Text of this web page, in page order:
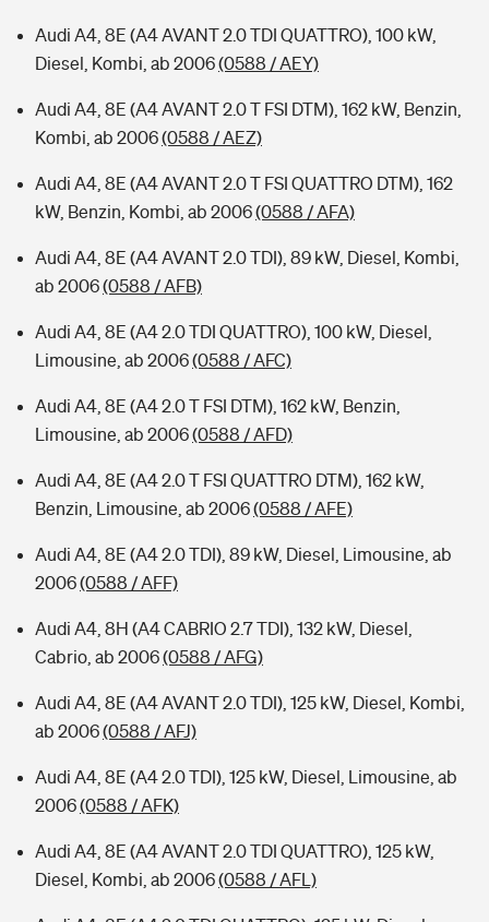
Audi A4, 8E (A4 AVANT 2.0 TDI QUATTRO), 100 kW,
Diesel, Kombi, ab 2006(0588 / AEY)
Audi A4, 8E (A4 AVANT 2.0 T FSI DTM), 162 kW, Benzin,
Kombi, ab 2006(0588 / AEZ)
Audi A4, 8E (A4 AVANT 2.0 T FSI QUATTRO DTM), 162
kW, Benzin, Kombi, ab 2006(0588 / AFA)
Audi A4, 8E (A4 AVANT 2.0 TDI), 89 kW, Diesel, Kombi,
ab 2006(0588 / AFB)
Audi A4, 8E (A4 2.0 TDI QUATTRO), 100 kW, Diesel,
Limousine, ab 2006(0588 / AFC)
Audi A4, 8E (A4 2.0 T FSI DTM), 162 kW, Benzin,
Limousine, ab 2006(0588 / AFD)
Audi A4, 8E (A4 2.0 T FSI QUATTRO DTM), 162 kW,
Benzin, Limousine, ab 2006(0588 / AFE)
Audi A4, 8E (A4 2.0 TDI), 89 kW, Diesel, Limousine, ab
2006(0588 / AFF)
Audi A4, 8H (A4 CABRIO 2.7 TDI), 132 kW, Diesel,
Cabrio, ab 2006(0588 / AFG)
Audi A4, 8E (A4 AVANT 2.0 TDI), 125 kW, Diesel, Kombi,
ab 2006(0588 / AFJ)
Audi A4, 8E (A4 2.0 TDI), 125 kW, Diesel, Limousine, ab
2006(0588 / AFK)
Audi A4, 8E (A4 AVANT 2.0 TDI QUATTRO), 125 kW,
Diesel, Kombi, ab 2006(0588 / AFL)